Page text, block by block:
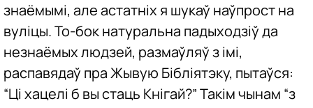
знаёмымі, але астатніх я шукаў наўпрост на
вуліцы. То-бок натуральна падыходзіў да
незнаёмых людзей, размаўляў з імі,
распавядаў пра Жывую Бібліятэку, пытаўся:
“Ці хацелі б вы стаць Кнігай?” Такім чынам “з